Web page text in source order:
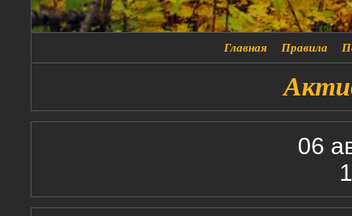
Главная Правила
06